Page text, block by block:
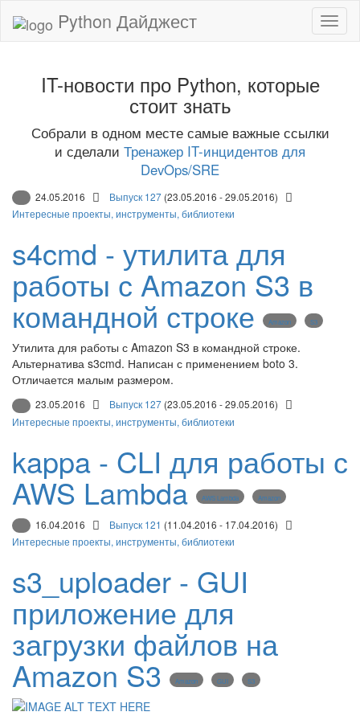
Python Дайджест
IT-новости про Python, которые
стоит знать
Собрали в одном месте самые важные ссылки
и сделали Тренажер IT-инцидентов для
DevOps/SRE
24.05.2016 Выпуск 127 (23.05.2016 - 29.05.2016)
Интересные проекты, инструменты, библиотеки
s4cmd - утилита для
работы с Amazon S3 в
командной строке Amazon S3
Утилита для работы с Amazon S3 в командной строке.
Альтернатива s3cmd. Написан с применением boto 3.
Отличается малым размером.
23.05.2016 Выпуск 127 (23.05.2016 - 29.05.2016)
Интересные проекты, инструменты, библиотеки
kappa - CLI для работы с
AWS Lambda AWS Lambda Amazon
16.04.2016 Выпуск 121 (11.04.2016 - 17.04.2016)
Интересные проекты, инструменты, библиотеки
s3_uploader - GUI
приложение для
загрузки файлов на
Amazon S3 Amazon GUI S3